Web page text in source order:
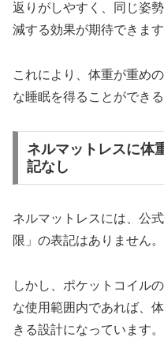
返りがしやすく、同じ姿
減する効果が期待できます
これにより、体重が重め
な睡眠を得ることができる
ネルマットレスに体
記なし
ネルマットレスには、公
限」の表記はありません。
しかし、ポケットコイル
な使用範囲内であれば、
きる設計になっています。